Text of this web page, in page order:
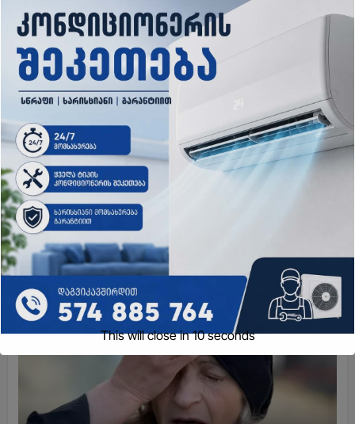
რა მისწერა ნია იმნაძის ბიძამ ეკა
კუპატაძეს? – გიგა ავალიანის
დედა “სქრინს” აქვეყნებს
admin Aug 9, 2026
ახალი ამბები
This will close in9seconds